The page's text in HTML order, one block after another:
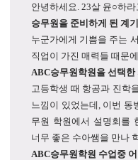
안녕하세요. 23살 윤○하라
승무원을 준비하게 된 계
누군가에게 기쁨을 주는
직업이 가진 매력들 때문
ABC승무원학원을 선택
고등학생 때 항공과 진학
느낌이 있었는데, 이번 동
무원 학원에서 설명회를
너무 좋은 수아쌤을 만나
ABC승무원학원 수업중